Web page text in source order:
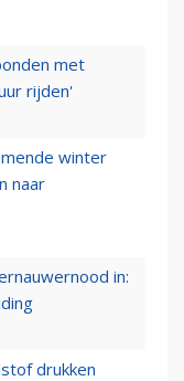
met
rijden'
winter
naar
in:
drukken